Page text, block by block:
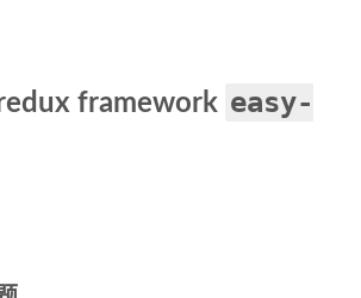
framework easy-